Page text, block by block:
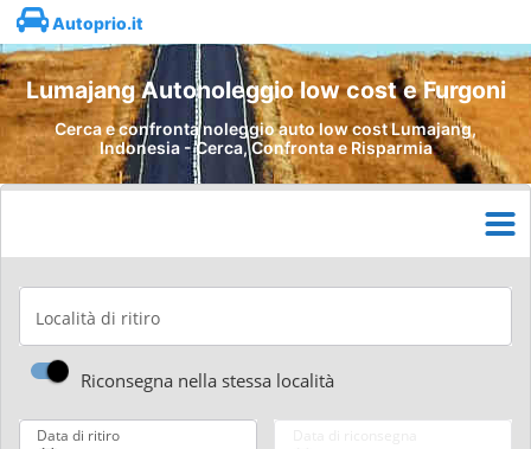
Autoprio.it
Lumajang Autonoleggio low cost e Furgoni
Cerca e confronta noleggio auto low cost Lumajang,
Indonesia - Cerca, Confronta e Risparmia
Località di ritiro
Riconsegna nella stessa località
Data di ritiro